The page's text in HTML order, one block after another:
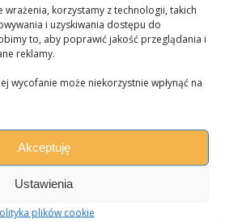
wrażenia, korzystamy z technologii, takich
i uzyskiwania dostępu do
to, aby poprawić jakość przeglądania i
reklamy.
wycofanie może niekorzystnie wpłynąć na
Akceptuję
Ustawienia
plików cookie